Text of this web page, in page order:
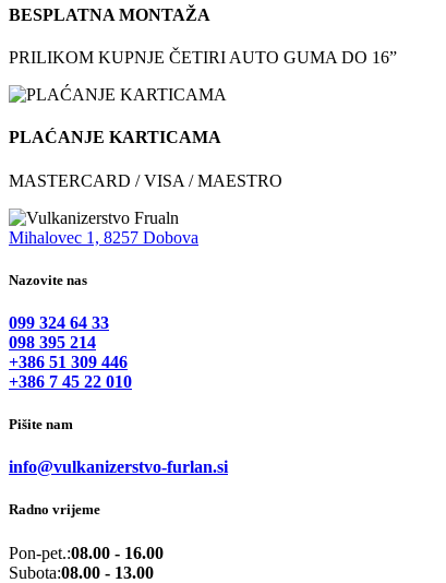
BESPLATNA MONTAŽA
PRILIKOM KUPNJE ČETIRI AUTO GUMA DO 16”
PLAĆANJE KARTICAMA
MASTERCARD / VISA / MAESTRO
Mihalovec 1, 8257 Dobova
Nazovite nas
099 324 64 33
098 395 214
+386 51 309 446
+386 7 45 22 010
Pišite nam
info@vulkanizerstvo-furlan.si
Radno vrijeme
Pon-pet.:08.00 - 16.00
Subota:08.00 - 13.00